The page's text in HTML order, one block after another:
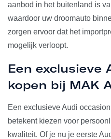
aanbod in het buitenland is
waardoor uw droomauto
zorgen ervoor dat het
mogelijk verloopt.
Een exclusieve
kopen bij MAK
Een exclusieve Audi
betekent kiezen voor
kwaliteit. Of je nu je eerste